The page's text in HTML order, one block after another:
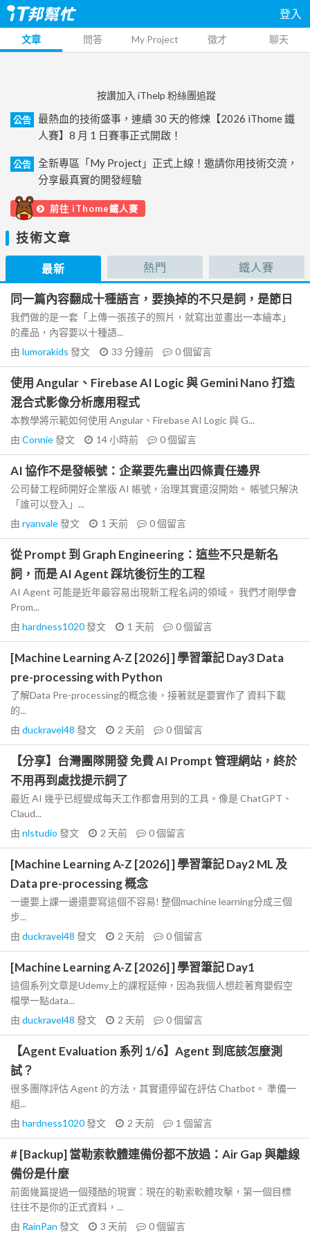
登入
文章 問答 My Project 徵才 聊天
按讚加入 iThelp 粉絲團追蹤
公告
最熱血的技術盛事，連續 30 天的修煉【2026 iThome 鐵
人賽】8 月 1 日賽事正式開啟！
公告
全新專區「My Project」正式上線！邀請你用技術交流，
分享最真實的開發經驗
前往 iThome鐵人賽
技術文章
最新 熱門 鐵人賽
同一篇內容翻成十種語言，要換掉的不只是詞，是節日
我們做的是一套「上傳一張孩子的照片，就寫出並畫出一本繪本」
的產品，內容要以十種語...
由 lumorakids 發文 33 分鐘前 0個留言
使用 Angular、Firebase AI Logic 與 Gemini Nano 打造
混合式影像分析應用程式
本教學將示範如何使用 Angular、Firebase AI Logic 與 G...
由 Connie發文 14 小時前 0個留言
AI 協作不是發帳號：企業要先畫出四條責任邊界
公司替工程師開好企業版 AI 帳號，治理其實還沒開始。 帳號只解決
「誰可以登入」...
由 ryanvale發文 1 天前 0個留言
從 Prompt 到 Graph Engineering：這些不只是新名
詞，而是 AI Agent 踩坑後衍生的工程
AI Agent 可能是近年最容易出現新工程名詞的領域。 我們才剛學會
Prom...
由 hardness1020發文 1 天前 0個留言
[Machine Learning A-Z [2026] ] 學習筆記 Day3 Data
pre-processing with Python
了解Data Pre-processing的概念後，接著就是要實作了 資料下載
的...
由 duckravel48 發文 2 天前 0個留言
【分享】台灣團隊開發 免費 AI Prompt 管理網站，終於
不用再到處找提示詞了
最近 AI 幾乎已經變成每天工作都會用到的工具。像是 ChatGPT、
Claud...
由 nlstudio 發文 2 天前 0個留言
[Machine Learning A-Z [2026] ] 學習筆記 Day2 ML 及
Data pre-processing 概念
一邊要上課一邊還要寫這個不容易! 整個machine learning分成三個
步...
由 duckravel48 發文 2 天前 0個留言
[Machine Learning A-Z [2026] ] 學習筆記 Day1
這個系列文章是Udemy上的課程延伸，因為我個人想趁著育嬰假空
檔學一點data...
由 duckravel48 發文 2 天前 0個留言
【Agent Evaluation 系列 1/6】Agent 到底該怎麼測
試？
很多團隊評估 Agent 的方法，其實還停留在評估 Chatbot。 準備一
組...
由 hardness1020發文 2 天前 1 個留言
# [Backup] 當勒索軟體連備份都不放過：Air Gap 與離線
備份是什麼
前面幾篇提過一個殘酷的現實：現在的勒索軟體攻擊，第一個目標
往往不是你的正式資料，...
由 RainPan 發文 3 天前 0個留言